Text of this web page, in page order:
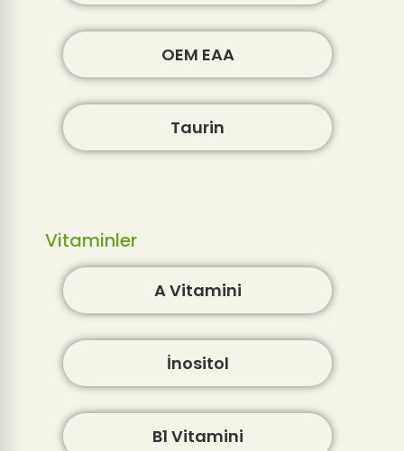
OEM EAA
Taurin
Vitaminler
A Vitamini
İnositol
B1 Vitamini